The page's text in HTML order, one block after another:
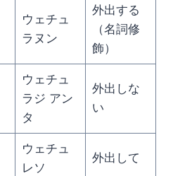
ウェチュ
ラヌン
外出する
（名詞修
飾）
ウェチュ
ラジ アン
タ
外出しな
い
ウェチュ
レソ
外出して